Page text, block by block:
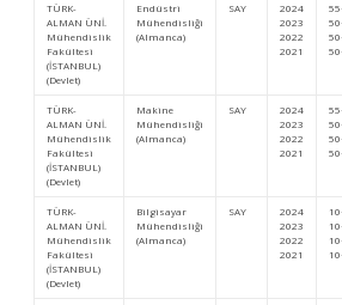
TÜRK-
ALMAN ÜNİ.
Mühendislik
Fakültesi
(İSTANBUL)
(Devlet)
Endüstri
Mühendisliği
(Almanca)
SAY
2024
2023
2022
2021
TÜRK-
ALMAN ÜNİ.
Mühendislik
Fakültesi
(İSTANBUL)
(Devlet)
Makine
Mühendisliği
(Almanca)
SAY
2024
2023
2022
2021
TÜRK-
ALMAN ÜNİ.
Mühendislik
Fakültesi
(İSTANBUL)
(Devlet)
Bilgisayar
Mühendisliği
(Almanca)
SAY
2024
2023
2022
2021